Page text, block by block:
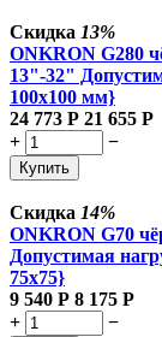
Скидка 13%
ONKRON G280
13"-32"
100x100 мм}
24 773 Р 21 655 Р
+
−
Купить
Скидка 14%
ONKRON G70
Допустимая
75x75}
9 540 Р 8 175 Р
+
−